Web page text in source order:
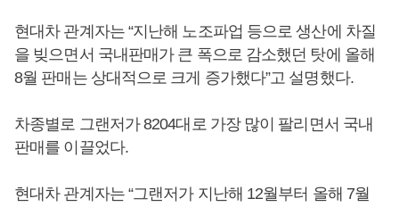
현대차 관계자는 “지난해 노조파업 등으로 생산에 차질
을 빚으면서 국내판매가 큰 폭으로 감소했던 탓에 올해
8월 판매는 상대적으로 크게 증가했다”고 설명했다.
차종별로 그랜저가 8204대로 가장 많이 팔리면서 국내
판매를 이끌었다.
현대차 관계자는 “그랜저가 지난해 12월부터 올해 7월